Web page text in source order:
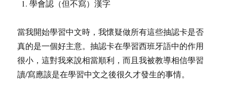
學會認（但不寫）漢字
當我開始學習中文時，我懷疑做所有這些抽認卡是否
真的是一個好主意。抽認卡在學習西班牙語中的作用
很小，這對我來說相當順利，而且我被教導相信學習
讀/寫應該是在學習中文之後很久才發生的事情。